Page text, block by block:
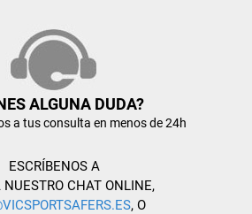
ALGUNA DUDA?
a tus consulta en menos de 24h
ESCRÍBENOS A
NUESTRO CHAT ONLINE,
, O